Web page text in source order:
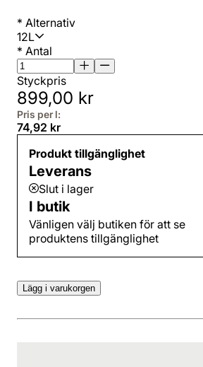
* Alternativ
12L
* Antal
Styckpris
899,00 kr
Pris per l:
74,92 kr
Produkt tillgänglighet
Leverans
Slut i lager
I butik
Vänligen välj butiken för att se
produktens tillgänglighet
Lägg i varukorgen